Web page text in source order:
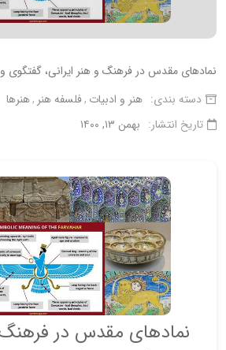
دسته بندی: هنر و ادبیات فلسفه هنر هنرها
تاریخ انتشار: بهمن ۱۳, ۱۴۰۰
نمادهای مقدس در فرهنگ